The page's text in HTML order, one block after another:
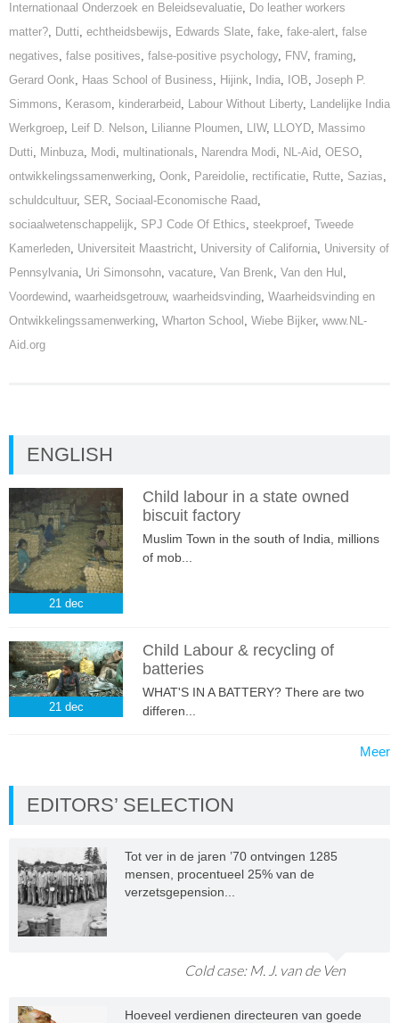
Internationaal Onderzoek en Beleidsevaluatie, Do leather workers
matter?, Dutti, echtheidsbewijs, Edwards Slate, fake, fake-alert, false
negatives, false positives, false-positive psychology, FNV, framing,
Gerard Oonk, Haas School of Business, Hijink, India, IOB, Joseph P.
Simmons, Kerasom, kinderarbeid, Labour Without Liberty, Landelijke India
Werkgroep, Leif D. Nelson, Lilianne Ploumen, LIW, LLOYD, Massimo
Dutti, Minbuza, Modi, multinationals, Narendra Modi, NL-Aid, OESO,
ontwikkelingssamenwerking, Oonk, Pareidolie, rectificatie, Rutte, Sazias,
schuldcultuur, SER, Sociaal-Economische Raad,
sociaalwetenschappelijk, SPJ Code Of Ethics, steekproef, Tweede
Kamerleden, Universiteit Maastricht, University of California, University of
Pennsylvania, Uri Simonsohn, vacature, Van Brenk, Van den Hul ,
Voordewind, waarheidsgetrouw, waarheidsvinding, Waarheidsvinding en
Ontwikkelingssamenwerking, Wharton School , Wiebe Bijker, www.NL-
Aid.org
ENGLISH
21 dec
Child labour in a state owned
biscuit factory
Muslim Town in the south of India, millions
of mob...
21 dec
Child Labour & recycling of
batteries
WHAT'S IN A BATTERY? There are two
differen...
Meer
EDITORS’ SELECTION
Tot ver in de jaren ’70 ontvingen 1285
mensen, procentueel 25% van de
verzetsgepension...
Cold case: M. J. van de Ven
Hoeveel verdienen directeuren van goede